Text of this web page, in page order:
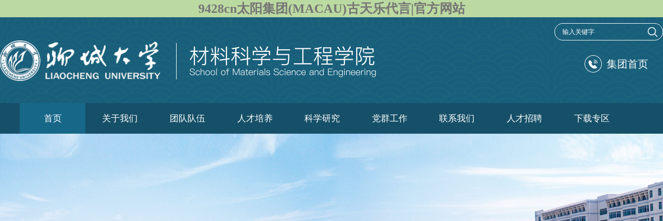
9428cn太阳集团(MACAU)古天乐代言|官方网站
集团首页
首页 关于我们 团队队伍 人才培养 科学研究 党群工作 联系我们 人才招聘 下载专区